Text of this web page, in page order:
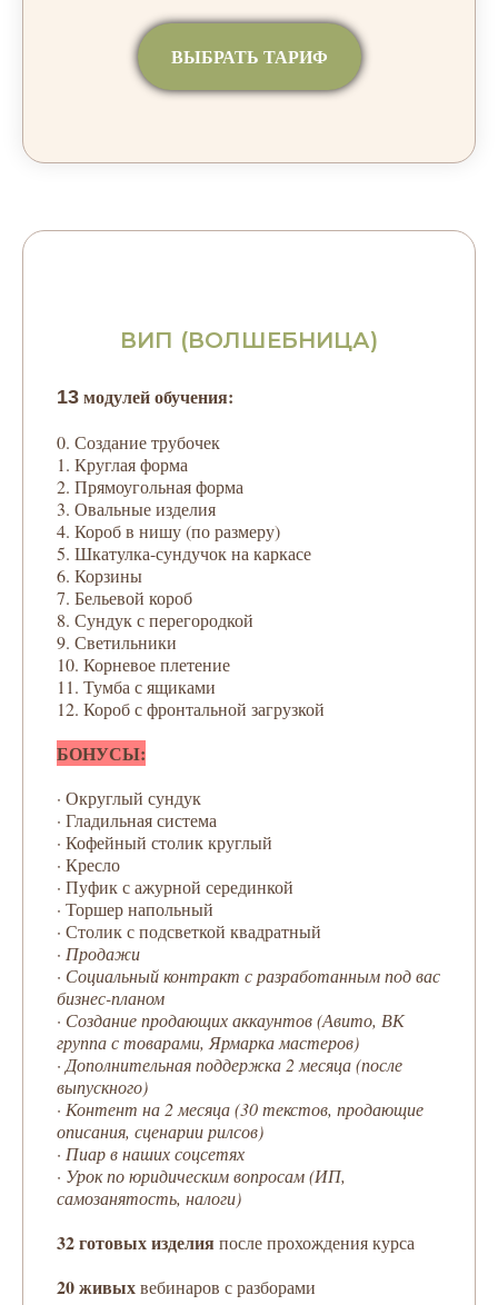
ВЫБРАТЬ ТАРИФ
ВИП (ВОЛШЕБНИЦА)
13 модулей обучения:
0. Создание трубочек
1. Круглая форма
2. Прямоугольная форма
3. Овальные изделия
4. Короб в нишу (по размеру)
5. Шкатулка-сундучок на каркасе
6. Корзины
7. Бельевой короб
8. Сундук с перегородкой
9. Светильники
10. Корневое плетение
11. Тумба с ящиками
12. Короб с фронтальной загрузкой
БОНУСЫ:
· Округлый сундук
· Гладильная система
· Кофейный столик круглый
· Кресло
· Пуфик с ажурной серединкой
· Торшер напольный
· Столик с подсветкой квадратный
· Продажи
· Социальный контракт с разработанным под вас
бизнес-планом
· Создание продающих аккаунтов (Авито, ВК
группа с товарами, Ярмарка мастеров)
· Дополнительная поддержка 2 месяца (после
выпускного)
· Контент на 2 месяца (30 текстов, продающие
описания, сценарии рилсов)
· Пиар в наших соцсетях
· Урок по юридическим вопросам (ИП,
самозанятость, налоги)
32 готовых изделияпосле прохождения курса
20 живыхвебинаров с разборами